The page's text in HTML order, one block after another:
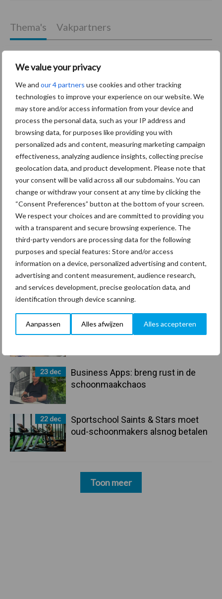
We value your privacy
We and our 4 partners use cookies and other tracking
technologies to improve your experience on our website. We
may store and/or access information from your device and
process the personal data, such as your IP address and
browsing data, for purposes like providing you with
personalized ads and content, measuring marketing campaign
effectiveness, analyzing audience insights, collecting precise
geolocation data, and product development. Please note that
your consent will be valid across all our subdomains. You can
change or withdraw your consent at any time by clicking the
“Consent Preferences” button at the bottom of your screen.
We respect your choices and are committed to providing you
with a transparent and secure browsing experience. The
third-party vendors are processing data for the following
purposes and special features: Store and/or access
information on a device, personalized advertising and content,
advertising and content measurement, audience research,
and services development, precise geolocation data, and
identification through device scanning.
Aanpassen Alles afwijzen Alles accepteren
Primaire
Sidebar
Recent nieuws Partner nieuws
Hervorming flexibele
arbeidscontracten kent mitsen en
maren
29 dec
Freddy van de Ridder Cleaners:
“Glazenwassen zit in m’n bloed,
maar innoveren is mijn toekomst”
24 dec
Friendship Sports Centre maakt
vrienden voor het leven
23 dec
Business Apps: breng rust in de
schoonmaakchaos
22 dec
Sportschool Saints & Stars moet
oud-schoonmakers alsnog betalen
Toon meer
Thema's Vakpartners
Coronavirus UVC
Toon meer